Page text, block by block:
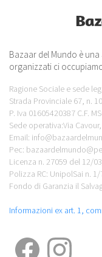
Bazaar del Mundo è
organizzati ci
Ragione Sociale e sede
Strada Provinciale 67, n.
P. Iva 01605420387 C.F.
Sede operativa:Via
Email:
Pec:
Licenza n. 27059 del 12/
Polizza RC: UnipolSai n.
Fondo di Garanzia il
Informazioni ex art. 1,